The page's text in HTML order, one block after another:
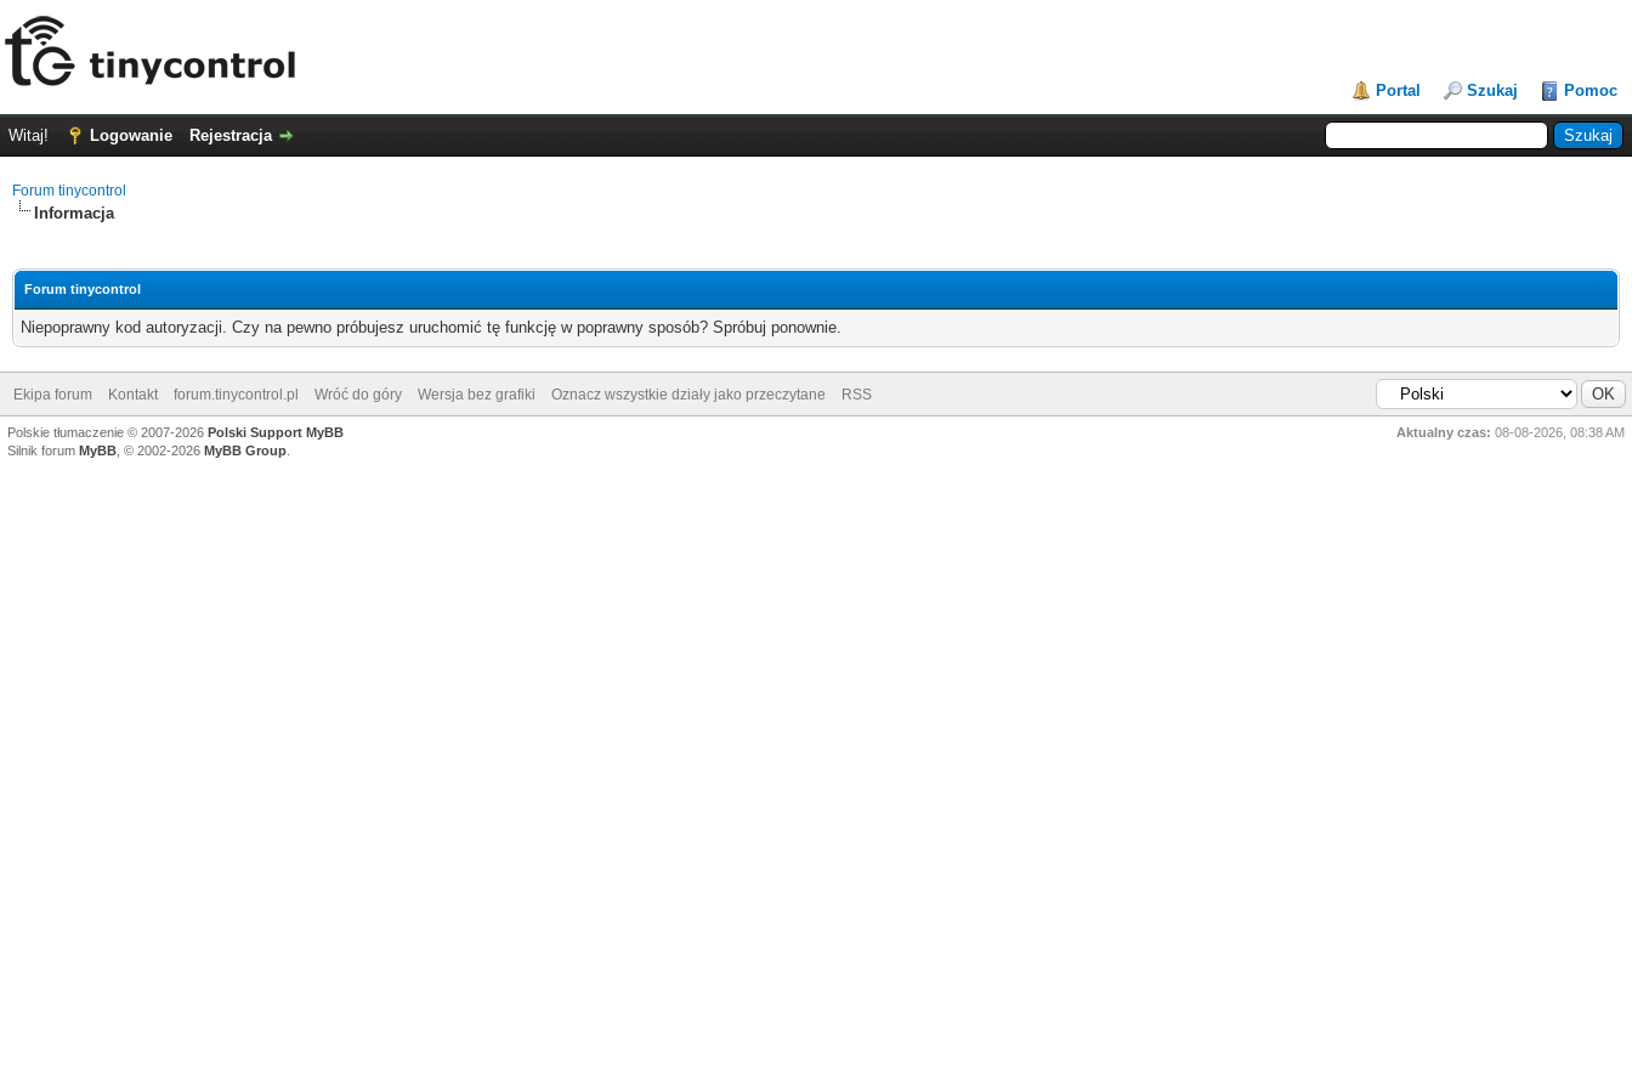
Portal Szukaj Pomoc
Witaj! Logowanie Rejestracja
Forum tinycontrol
Informacja
Forum tinycontrol
Niepoprawny kod autoryzacji. Czy na pewno próbujesz uruchomić tę funkcję w poprawny sposób? Spróbuj ponownie.
Ekipa forum Kontakt forum.tinycontrol.pl Wróć do góry Wersja bez grafiki Oznacz wszystkie działy jako przeczytane RSS
Aktualny czas: 08-08-2026, 08:38 AM
Polskie tłumaczenie © 2007-2026 Polski Support MyBB
Silnik forum MyBB , © 2002-2026 MyBB Group